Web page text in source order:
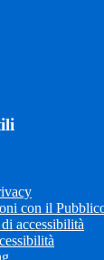
con il
accessibilità